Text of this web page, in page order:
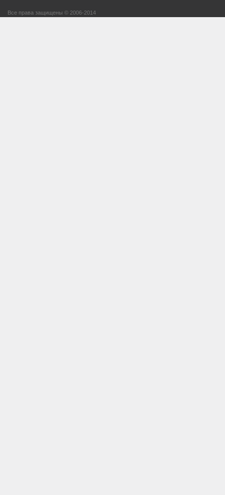
Все права защищены © 2006-2014